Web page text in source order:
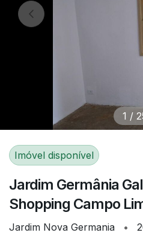
1 /
Imóvel disponível
Jardim Germânia
Shopping Campo
Jardim Nova Germania •